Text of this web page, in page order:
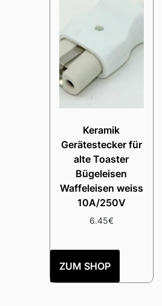
Keramik
Gerätestecker für
alte Toaster
Bügeleisen
Waffeleisen weiss
10A/250V
6.45€
ZUM SHOP